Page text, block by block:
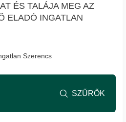
ÉS TALÁJA MEG AZ
ELADÓ INGATLAN
Szerencs
 SZŰRŐK